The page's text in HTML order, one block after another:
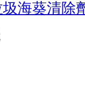
圾海葵清除